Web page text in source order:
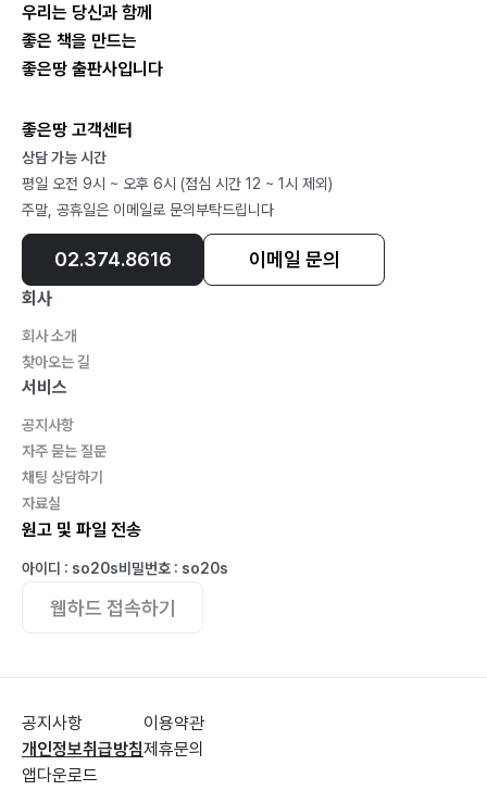
우리는 당신과 함께
좋은 책을 만드는
좋은땅 출판사입니다
좋은땅 고객센터
상담 가능 시간
평일 오전 9시 ~ 오후 6시 (점심 시간 12 ~ 1시 제외)
주말, 공휴일은 이메일로 문의부탁드립니다
02.374.8616 이메일 문의
회사
회사 소개
찾아오는 길
서비스
공지사항
자주 묻는 질문
채팅 상담하기
자료실
원고 및 파일 전송
아이디 : so20s비밀번호 : so20s
웹하드 접속하기
공지사항
개인정보취급방침
앱다운로드
이용약관
제휴문의